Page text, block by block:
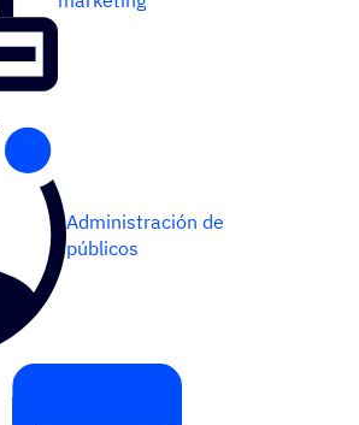
Administración de
públicos